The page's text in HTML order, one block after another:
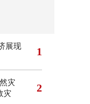
展现
1
灾
灾
2